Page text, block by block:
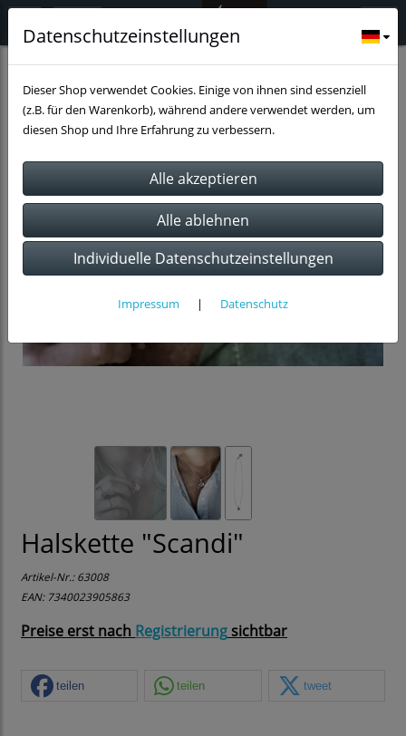
Schmuck Halsketten Pferd
Halskette "Scandi"
Artikel-Nr.:63008
EAN: 7340023905863
Preise erst nach Registrierung sichtbar
teilen teilen tweet
Datenschutzeinstellungen
Dieser Shop verwendet Cookies. Einige von ihnen sind essenziell
(z.B. für den Warenkorb), während andere verwendet werden, um
diesen Shop und Ihre Erfahrung zu verbessern.
Individuelle Datenschutzeinstellungen
Impressum | Datenschutz